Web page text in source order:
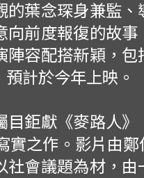
的葉念琛身兼監、
向前度報復的故事
陣容配搭新穎，包
計於今年上映。
目鉅獻《麥路人》
實之作。影片由
社會議題為材，由